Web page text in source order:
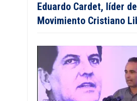
Eduardo Cardet, líder
Movimiento Cristiano